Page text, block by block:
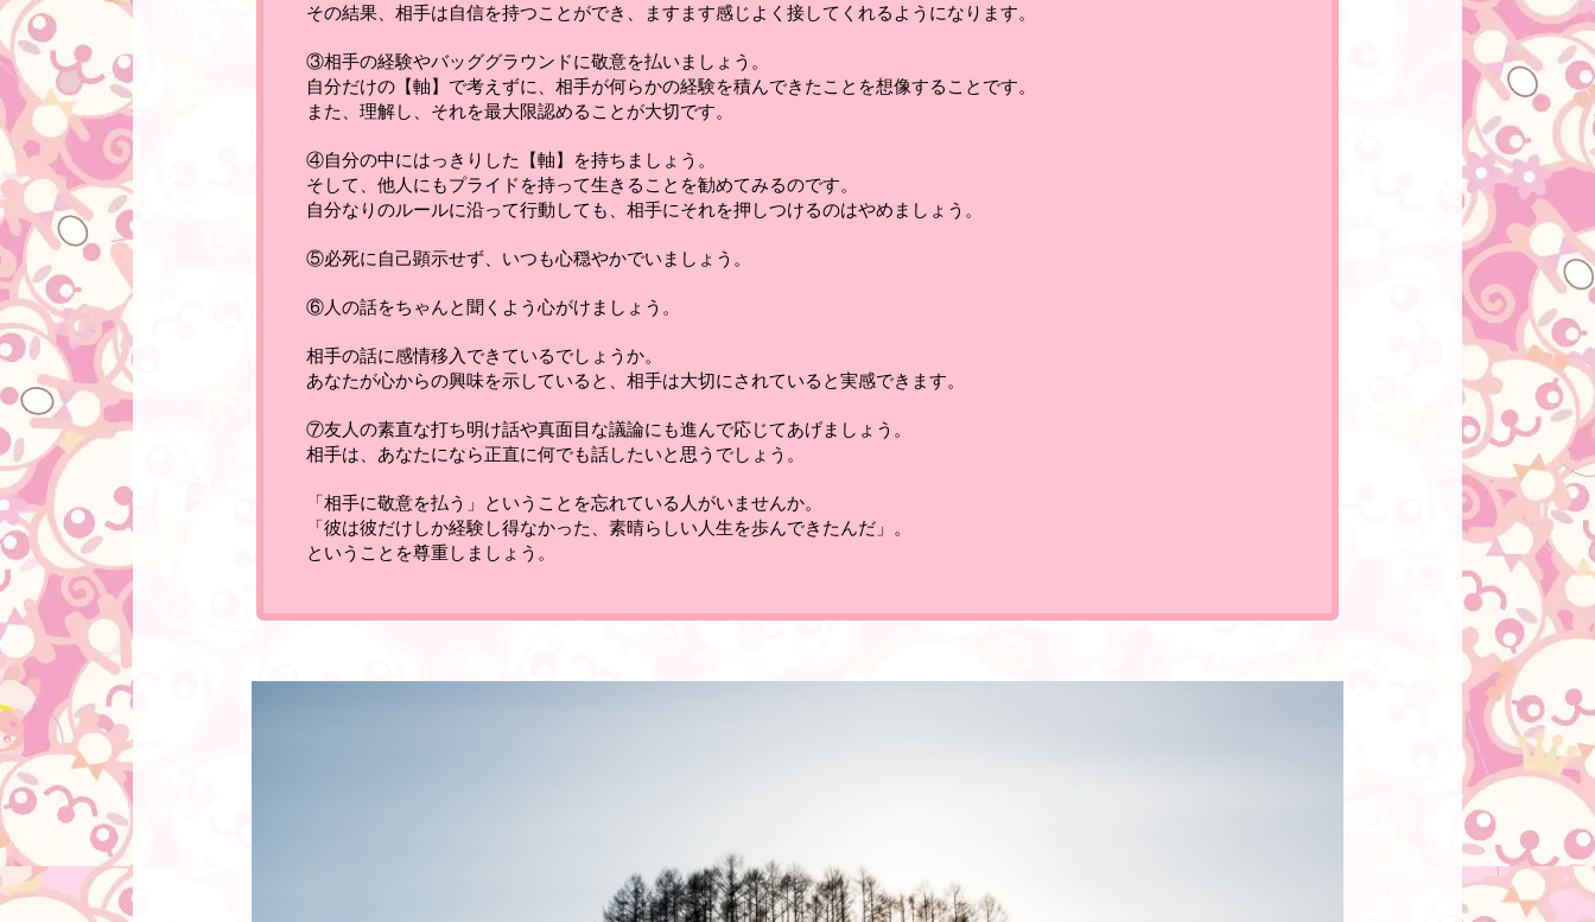
その結果、相手は自信を持つことができ、ますます感じよく接してくれるようになります。
③相手の経験やバッググラウンドに敬意を払いましょう 。
自分だけの【軸】で考えずに、相手が何らかの経験を積んできたことを想像することです。
また、理解し、それを最大限認めることが大切です。
④自分の中にはっきりした【軸】を持ちましょう 。
そして、他人にもプライドを持って生きることを勧めてみるのです。
自分なりのルールに沿って行動しても、相手にそれを押しつけるのはやめましょう。
⑤必死に自己顕示せず、いつも心穏やかでいましょう 。
⑥人の話をちゃんと聞くよう心がけましょう 。
相手の話に感情移入できているでしょうか。
あなたが心からの興味を示していると、相手は大切にされていると実感できます。
⑦友人の素直な打ち明け話や真面目な議論にも進んで応じてあげましょう 。
相手は、あなたになら正直に何でも話したいと思うでしょう。
「相手に敬意を払う」ということを忘れている人がいませんか。
「彼は彼だけしか経験し得なかった、素晴らしい人生を歩んできたんだ」。
ということを尊重しましょう。